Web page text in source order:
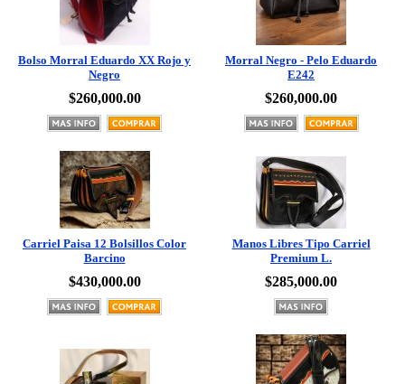
Bolso Morral Eduardo XX Rojo y
Negro
$260,000.00
Morral Negro - Pelo Eduardo
E242
$260,000.00
Carriel Paisa 12 Bolsillos Color
Barcino
$430,000.00
Manos Libres Tipo Carriel
Premium L.
$285,000.00